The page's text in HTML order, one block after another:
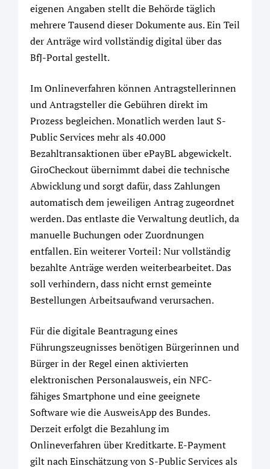
eigenen Angaben stellt die Behörde täglich
mehrere Tausend dieser Dokumente aus. Ein Teil
der Anträge wird vollständig digital über das
BfJ-Portal gestellt.
Im Onlineverfahren können Antragstellerinnen
und Antragsteller die Gebühren direkt im
Prozess begleichen. Monatlich werden laut S-
Public Services mehr als 40.000
Bezahltransaktionen über ePayBL abgewickelt.
GiroCheckout übernimmt dabei die technische
Abwicklung und sorgt dafür, dass Zahlungen
automatisch dem jeweiligen Antrag zugeordnet
werden. Das entlaste die Verwaltung deutlich, da
manuelle Buchungen oder Zuordnungen
entfallen. Ein weiterer Vorteil: Nur vollständig
bezahlte Anträge werden weiterbearbeitet. Das
soll verhindern, dass nicht ernst gemeinte
Bestellungen Arbeitsaufwand verursachen.
Für die digitale Beantragung eines
Führungszeugnisses benötigen Bürgerinnen und
Bürger in der Regel einen aktivierten
elektronischen Personalausweis, ein NFC-
fähiges Smartphone und eine geeignete
Software wie die AusweisApp des Bundes.
Derzeit erfolgt die Bezahlung im
Onlineverfahren über Kreditkarte. E-Payment
gilt nach Einschätzung von S-Public Services als